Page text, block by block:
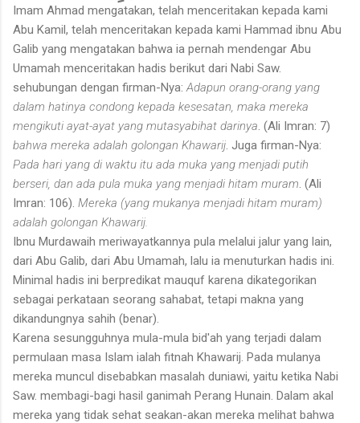
Imam Ahmad mengatakan, telah menceritakan kepada kami
Abu Kamil, telah menceritakan kepada kami Hammad ibnu Abu
Galib yang mengatakan bahwa ia pernah mendengar Abu
Umamah menceritakan hadis berikut dari Nabi Saw.
sehubungan dengan firman-Nya: Adapun orang-orang yang
dalam hatinya condong kepada kesesatan, maka mereka
mengikuti ayat-ayat yang mutasyabihat darinya . (Ali Imran: 7)
bahwa mereka adalah golongan Khawarij . Juga firman-Nya:
Pada hari yang di waktu itu ada muka yang menjadi putih
berseri, dan ada pula muka yang menjadi hitam muram . (Ali
Imran: 106). Mereka (yang mukanya menjadi hitam muram)
adalah golongan Khawarij.
Ibnu Murdawaih meriwayatkannya pula melalui jalur yang lain,
dari Abu Galib, dari Abu Umamah, lalu ia menuturkan hadis ini.
Minimal hadis ini berpredikat mauquf karena dikategorikan
sebagai perkataan seorang sahabat, tetapi makna yang
dikandungnya sahih (benar).
Karena sesungguhnya mula-mula bid'ah yang terjadi dalam
permulaan masa Islam ialah fitnah Khawarij. Pada mulanya
mereka muncul disebabkan masalah duniawi, yaitu ketika Nabi
Saw. membagi-bagi hasil ganimah Perang Hunain. Dalam akal
mereka yang tidak sehat seakan-akan mereka melihat bahwa